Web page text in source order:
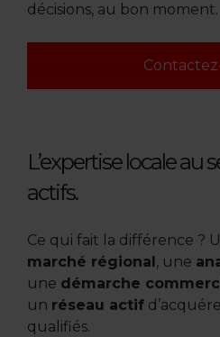
décisions, au bon moment.
L’expertise locale au
actifs.
Ce qui fait la différence ?
marché régional , une
une démarche
un réseau actif
qualifiés.